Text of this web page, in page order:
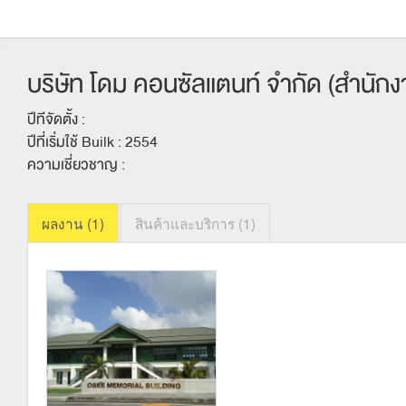
บริษัท โดม คอนซัลแตนท์ จำกัด (สำนัก
ปีทีจัดตั้ง :
ปีที่เริ่มใช้ Builk : 2554
ความเชี่ยวชาญ :
ผลงาน (1) สินค้าและบริการ (1)